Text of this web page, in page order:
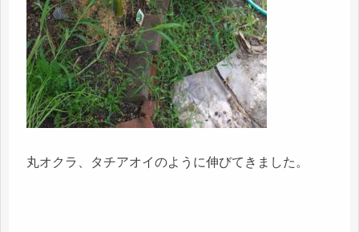
丸オクラ、タチアオイのように伸びてきました。